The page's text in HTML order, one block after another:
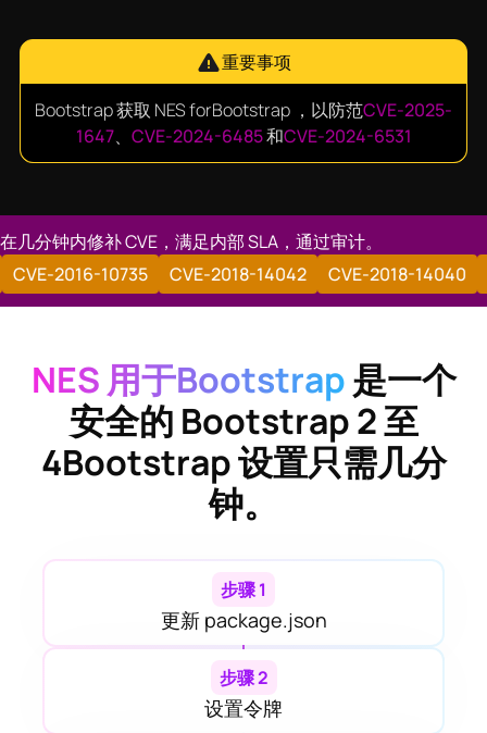
重要事项
Bootstrap 获取 NES forBootstrap ，以防范CVE-2025-
1647、 CVE-2024-6485和CVE-2024-6531
在几分钟内修补 CVE，满足内部 SLA，通过审计。
CVE-2016-10735 CVE-2018-14042 CVE-2018-
NES 用于Bootstrap是一个
安全的 Bootstrap 2 至
4Bootstrap设置只需几分
钟。
步骤 1
更新 package.json
步骤 2
设置令牌